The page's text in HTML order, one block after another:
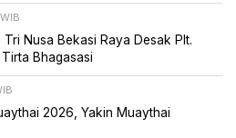
Nusa Bekasi Raya Desak Plt.
Bhagasasi
2026, Yakin Muaythai